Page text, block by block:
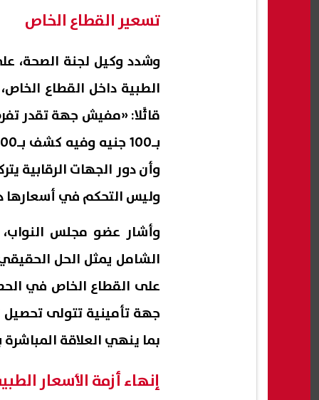
تسعير القطاع الخاص
وشدد وكيل لجنة الصحة،
الطبية داخل القطاع
قائًلا: «مفيش جهة تقدر
وأن دور الجهات الرقابية
وليس التحكم في أسعارها
وأشار عضو مجلس
الشامل يمثل الحل الحقيقي
على القطاع الخاص في
جهة تأمينية تتولى تحصيل
بما ينهي العلاقة
إنهاء أزمة الأسعار